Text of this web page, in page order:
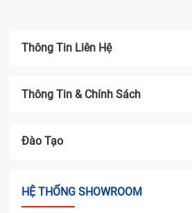
Thông Tin Liên Hệ
Thông Tin & Chính Sách
Đào Tạo
HỆ THỐNG SHOWROOM